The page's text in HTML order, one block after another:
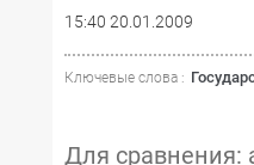
15:40 20.01.2009
Ключевые слова :
Для сравнения: